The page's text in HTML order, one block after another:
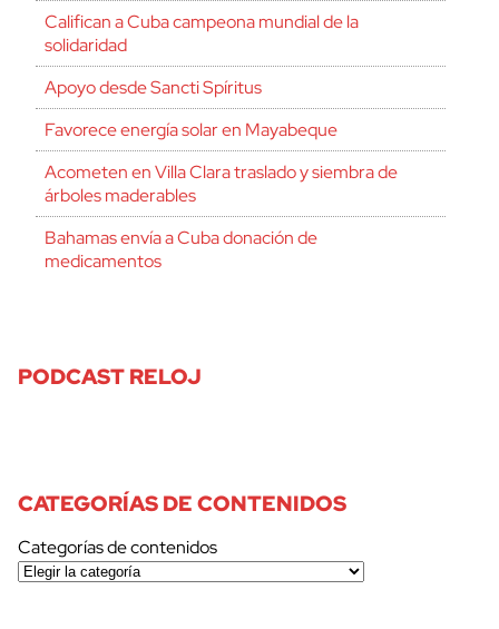
Califican a Cuba campeona mundial de la
solidaridad
Apoyo desde Sancti Spíritus
Favorece energía solar en Mayabeque
Acometen en Villa Clara traslado y siembra de
árboles maderables
Bahamas envía a Cuba donación de
medicamentos
PODCAST RELOJ
CATEGORÍAS DE CONTENIDOS
Categorías de contenidos